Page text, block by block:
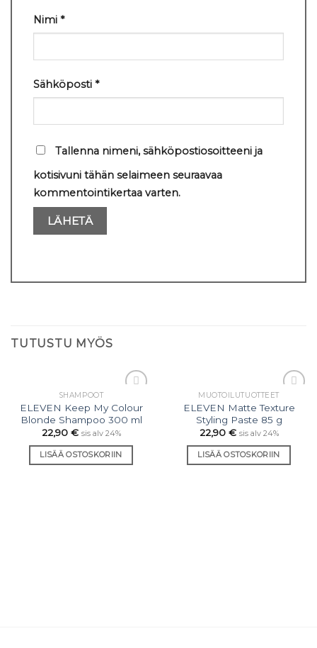
Nimi *
Sähköposti *
Tallenna nimeni, sähköpostiosoitteeni ja
kotisivuni tähän selaimeen seuraavaa
kommentointikertaa varten.
TUTUSTU MYÖS
Lisää
toivelistaan
SHAMPOOT
ELEVEN Keep My Colour
Blonde Shampoo 300 ml
22,90 € sis alv 24%
LISÄÄ OSTOSKORIIN
toivelistaan
MUOTOILU­TUOTTEET
ELEVEN Matte Texture
Styling Paste 85 g
22,90 € sis alv 24%
LISÄÄ OSTOSKORIIN